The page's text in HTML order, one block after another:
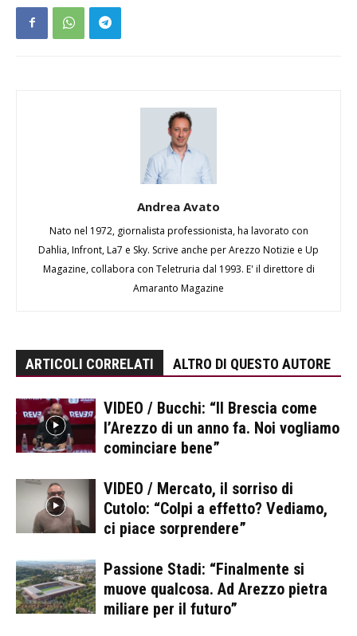
Andrea Avato
Nato nel 1972, giornalista professionista, ha lavorato con
Dahlia, Infront, La7 e Sky. Scrive anche per Arezzo Notizie e Up
Magazine, collabora con Teletruria dal 1993. E' il direttore di
Amaranto Magazine
ARTICOLI CORRELATI ALTRO DI QUESTO AUTORE
VIDEO / Bucchi: “Il Brescia come
l’Arezzo di un anno fa. Noi vogliamo
cominciare bene”
VIDEO / Mercato, il sorriso di
Cutolo: “Colpi a effetto? Vediamo,
ci piace sorprendere”
Passione Stadi: “Finalmente si
muove qualcosa. Ad Arezzo pietra
miliare per il futuro”